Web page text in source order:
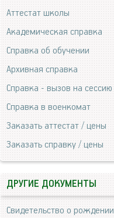
Аттестат школы
Академическая справка
Справка об обучении
Архивная справка
Справка - вызов на сессию
Справка в военкомат
Заказать аттестат / цены
Заказать справку / цены
ДРУГИЕ ДОКУМЕНТЫ
Свидетельство о рождении